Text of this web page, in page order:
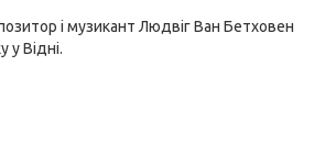
і музикант Людвіг Ван Бетховен
у Відні.